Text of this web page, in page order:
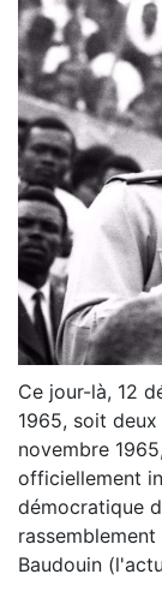
Ce jour-là, 12
1965, soit
novembre
officiellement
démocratique
Baudouin